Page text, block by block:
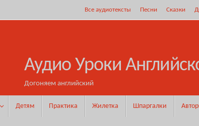
Все аудиотексты Песни Сказки
Аудио Уроки
Догоняем английский
Детям Практика Жилетка Шпаргалки